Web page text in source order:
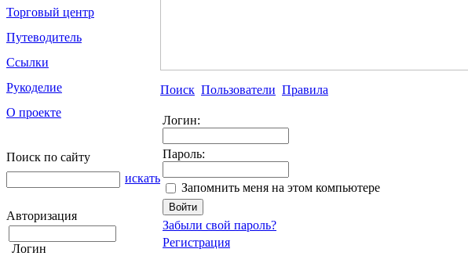
Торговый центр
Путеводитель
Ссылки
Рукоделие
О проекте
Поиск по сайту
искать
Авторизация
Логин
Поиск Пользователи Правила
Логин:
Пароль:
Запомнить меня на этом компьютере
Забыли свой пароль?
Регистрация